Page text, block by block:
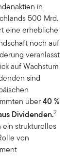
in
500 Mrd.
eine erhebliche
noch auf
veranlasst
auf Wachstum
sind
über40 %
Dividenden.2
ein strukturelles
von